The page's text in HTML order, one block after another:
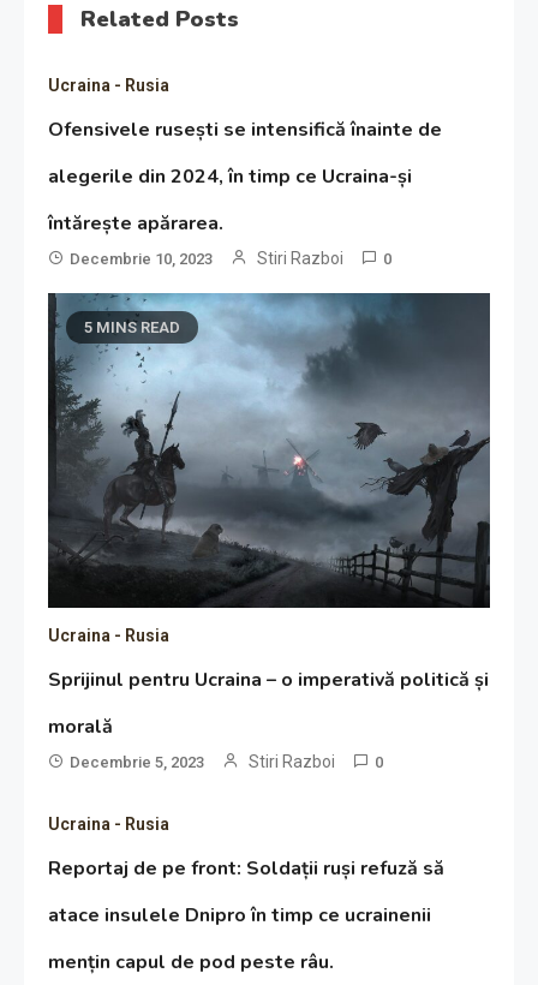
Related Posts
Ucraina - Rusia
Ofensivele rusești se intensifică înainte de
alegerile din 2024, în timp ce Ucraina-și
întărește apărarea.
Decembrie 10, 2023 Stiri Razboi 0
5 MINS READ
Ucraina - Rusia
Sprijinul pentru Ucraina – o imperativă politică și
morală
Decembrie 5, 2023 Stiri Razboi 0
Ucraina - Rusia
Reportaj de pe front: Soldații ruși refuză să
atace insulele Dnipro în timp ce ucrainenii
mențin capul de pod peste râu.